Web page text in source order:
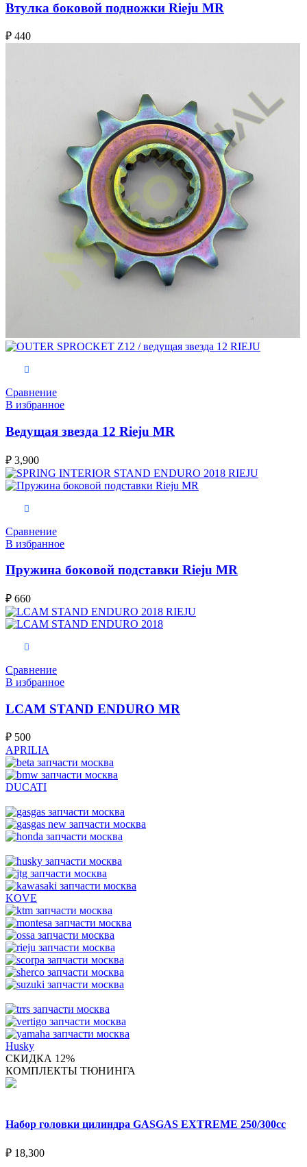
Втулка боковой подножки Rieju MR
₽ 440
Сравнение
В избранное
Ведущая звезда 12 Rieju MR
₽ 3,900
Сравнение
В избранное
Пружина боковой подставки Rieju MR
₽ 660
Сравнение
В избранное
LCAM STAND ENDURO MR
₽ 500
APRILIA
DUCATI
KOVE
Husky
СКИДКА 12%
КОМПЛЕКТЫ ТЮНИНГА
Набор головки цилиндра GASGAS EXTREME 250/300cc
₽ 18,300